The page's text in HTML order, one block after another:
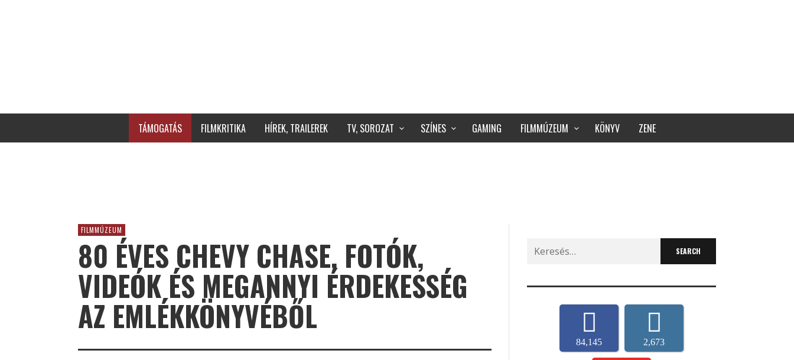
TÁMOGATÁS FILMKRITIKA HÍREK, TRAILEREK TV, SOROZAT SZÍNES GAMING FILMMÚZEUM KÖNYV ZENE
FILMMÚZEUM
80 ÉVES CHEVY CHASE, FOTÓK,
VIDEÓK ÉS MEGANNYI ÉRDEKESSÉG
AZ EMLÉKKÖNYVÉBŐL
Search
for:
84,145 2,673